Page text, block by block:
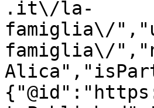
.it\/la-
famiglia\/
famiglia\/